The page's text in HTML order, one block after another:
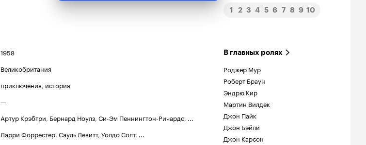
1 2 3 4 5 6 7 8 9 10
1958
Великобритания
приключения, история
—
Артур Крэбтри, Бернард Ноулз, Си-Эм Пеннингтон-Ричардс, ...
Ларри Форрестер, Сауль Левитт, Уолдо Солт, ...
В главных ролях
Роджер Мур
Роберт Браун
Эндрю Кир
Мартин Вилдек
Джон Пайк
Джон Бэйли
Джон Карсон